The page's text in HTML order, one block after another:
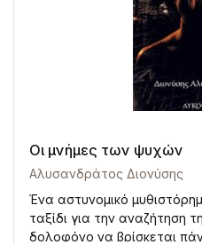
Οι μνήμες των ψυχών
Αλυσανδράτος Διονύσης
Ένα αστυνομικό
ταξίδι για την αναζήτηση
δολοφόνο να βρίσκεται